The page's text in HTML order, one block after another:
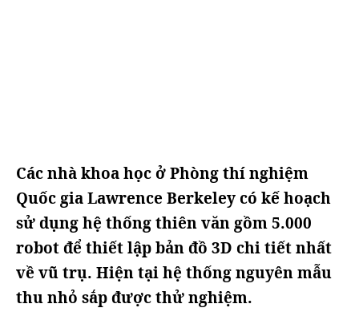
Các nhà khoa học ở Phòng thí nghiệm
Quốc gia Lawrence Berkeley có kế hoạch
sử dụng hệ thống thiên văn gồm 5.000
robot để thiết lập bản đồ 3D chi tiết nhất
về vũ trụ. Hiện tại hệ thống nguyên mẫu
thu nhỏ sắp được thử nghiệm.